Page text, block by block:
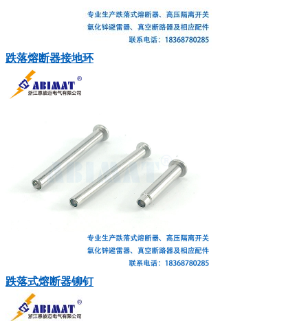
跌落熔断器接地环
跌落式熔断器铆钉